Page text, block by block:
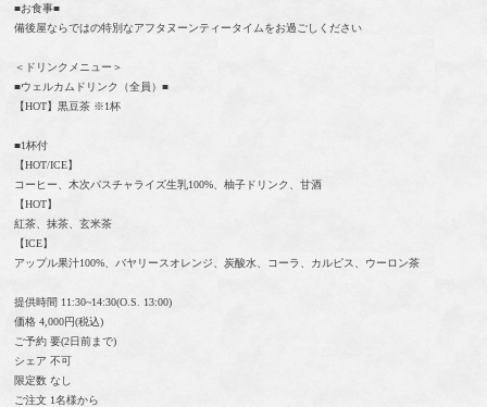
■お食事■
備後屋ならではの特別なアフタヌーンティータイムをお過ごしください
＜ドリンクメニュー＞
■ウェルカムドリンク（全員）■
【HOT】黒豆茶 ※1杯
■1杯付
【HOT/ICE】
コーヒー、木次パスチャライズ生乳100%、柚子ドリンク、甘酒
【HOT】
紅茶、抹茶、玄米茶
【ICE】
アップル果汁100%、バヤリースオレンジ、炭酸水、コーラ、カルピス、ウーロン茶
提供時間 11:30~14:30(O.S. 13:00)
価格 4,000円(税込)
ご予約 要(2日前まで)
シェア 不可
限定数 なし
ご注文 1名様から